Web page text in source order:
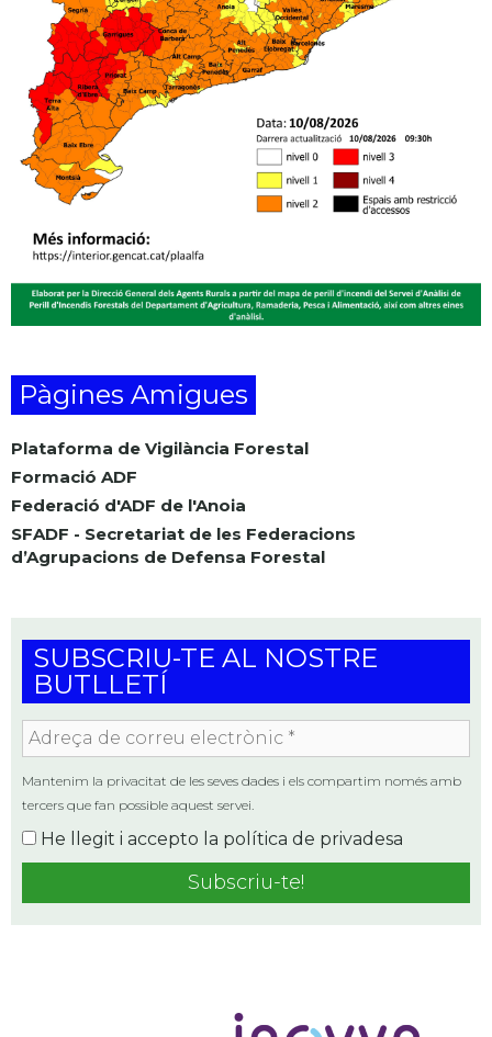
Pàgines Amigues
Plataforma de Vigilància Forestal
Formació ADF
Federació d'ADF de l'Anoia
SFADF - Secretariat de les Federacions
d’Agrupacions de Defensa Forestal
SUBSCRIU-TE AL NOSTRE
BUTLLETÍ
Adreça
de
correu
electrònic
*
Mantenim la privacitat de les seves dades i els compartim només amb
tercers que fan possible aquest servei.
He llegit i accepto la política de privadesa